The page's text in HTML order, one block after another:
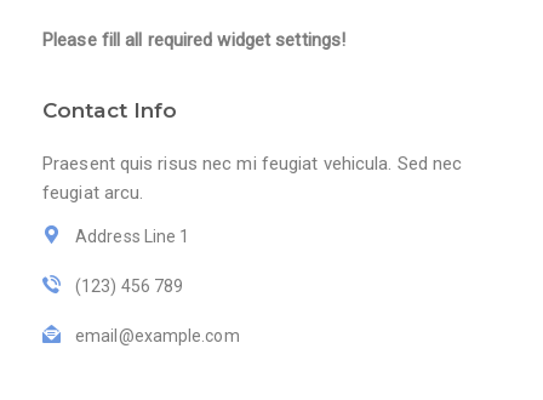
Please fill all required widget settings!
Contact Info
Praesent quis risus nec mi feugiat vehicula. Sed nec
feugiat arcu.
Address Line 1
(123) 456 789
email@example.com